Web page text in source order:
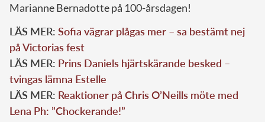
Marianne Bernadotte på 100-årsdagen!
LÄS MER: Sofia vägrar plågas mer – sa bestämt nej
på Victorias fest
LÄS MER: Prins Daniels hjärtskärande besked –
tvingas lämna Estelle
LÄS MER: Reaktioner på Chris O’Neills möte med
Lena Ph: ”Chockerande!”